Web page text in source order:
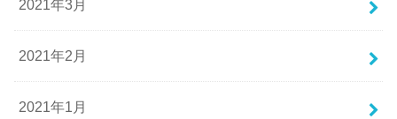
2021年3月
2021年2月
2021年1月